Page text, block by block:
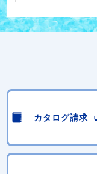
カタログ請求